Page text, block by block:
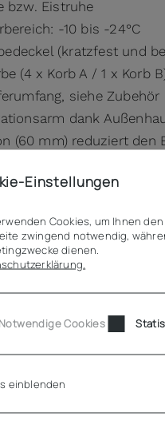
bzw. Eistruhe
-10 bis -24°C
(kratzfest und
(4 x Korb A / 1 x Korb
siehe Zubehör
dank
(60 mm) reduziert den
Innenbeleuchtung
Gehäuse
Steuerung
im Innenraum
aus Stahl
Einstellungen
Cookies, um Ihnen
zwingend notwendig,
dienen.
Notwendige Cookies
einblenden